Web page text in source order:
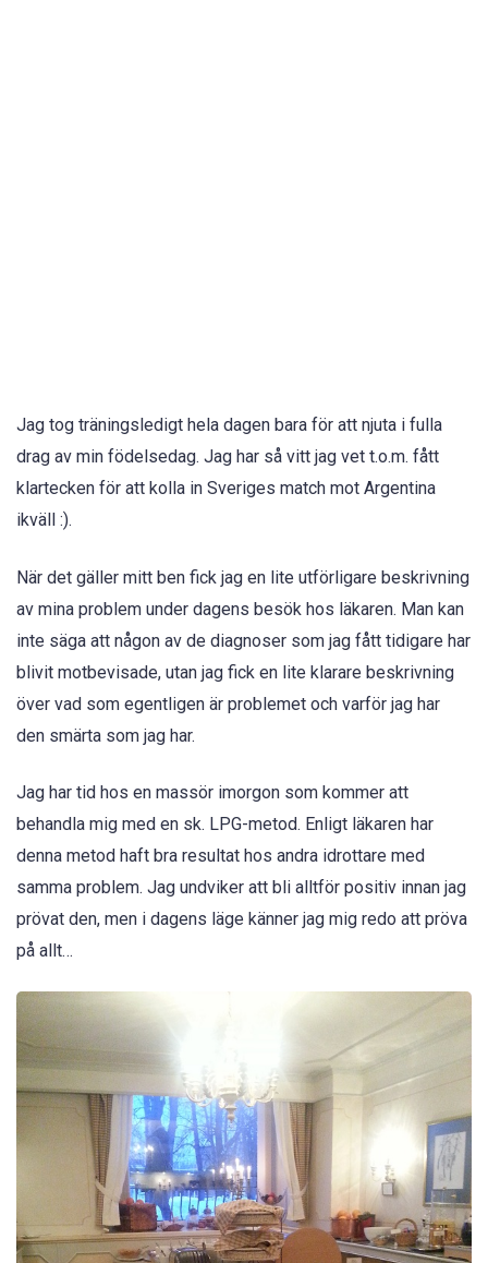
Jag tog träningsledigt hela dagen bara för att njuta i fulla
drag av min födelsedag. Jag har så vitt jag vet t.o.m. fått
klartecken för att kolla in Sveriges match mot Argentina
ikväll :).
När det gäller mitt ben fick jag en lite utförligare beskrivning
av mina problem under dagens besök hos läkaren. Man kan
inte säga att någon av de diagnoser som jag fått tidigare har
blivit motbevisade, utan jag fick en lite klarare beskrivning
över vad som egentligen är problemet och varför jag har
den smärta som jag har.
Jag har tid hos en massör imorgon som kommer att
behandla mig med en sk. LPG-metod. Enligt läkaren har
denna metod haft bra resultat hos andra idrottare med
samma problem. Jag undviker att bli alltför positiv innan jag
prövat den, men i dagens läge känner jag mig redo att pröva
på allt…